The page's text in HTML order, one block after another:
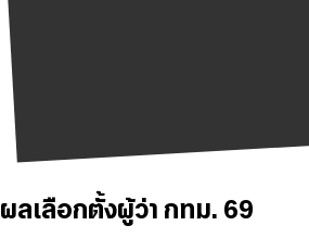
ผลเลือกตั้งผู้ว่า กทม. 69